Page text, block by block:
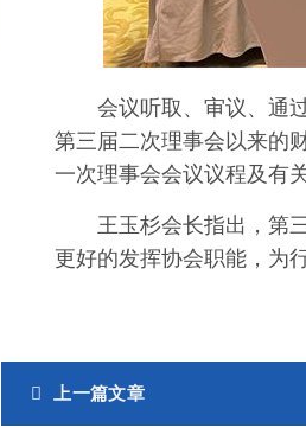
会议听取、审议、通
第三届二次理事会以来的
一次理事会会议议程及有
王玉杉会长指出，第
更好的发挥协会职能，为
上一篇文章